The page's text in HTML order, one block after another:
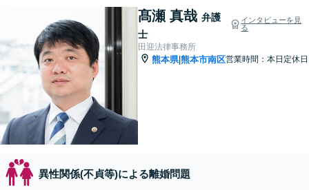
髙瀬 真哉 弁護
士
インタビューを見
る
田迎法律事務所
熊本県|熊本市南区営業時間：本日定休日
異性関係(不貞等)による離婚問題